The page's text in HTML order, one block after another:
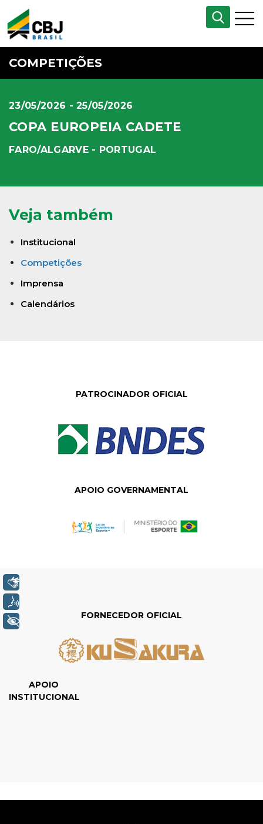
COMPETIÇÕES
23/05/2026 - 25/05/2026
COPA EUROPEIA CADETE
FARO/ALGARVE - PORTUGAL
Veja também
Institucional
Competições
Imprensa
Calendários
PATROCINADOR OFICIAL
APOIO GOVERNAMENTAL
FORNECEDOR OFICIAL
APOIO
INSTITUCIONAL
+ Acessibilidade